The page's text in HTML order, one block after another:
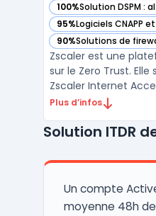
100%Solution DSPM :
— voir Zscaler dans
95%Logiciels CNAPP
— voir Zscaler dans
90%Solutions de
— voir Zscaler dans
Zscaler est une
sur le Zero Trust.
Zscaler Internet
web gateway cloud
fonctions CASB
prox ...
Plus d’infos
Solution ITDR
Un compte
moyenne 48h